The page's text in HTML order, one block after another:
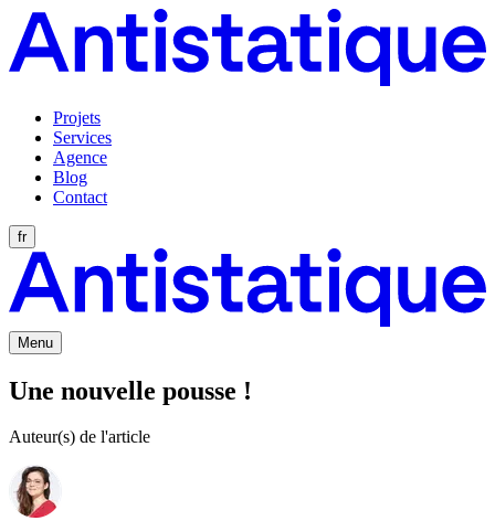
Projets
Services
Agence
Blog
Contact
fr
Menu
Une nouvelle pousse !
Auteur(s) de l'article